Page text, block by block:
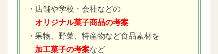
・店舗や学校・会社などの
オリジナル菓子商品の考案
・果物、野菜、特産物など食品素材を
加工菓子の考案など